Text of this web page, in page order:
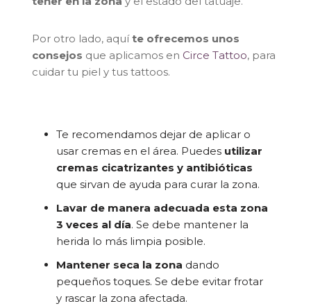
Por otro lado, aquíte ofrecemos unos
consejos que aplicamos en Circe Tattoo, para
cuidar tu piel y tus tattoos.
Te recomendamos dejar de aplicar o
usar cremas en el área. Puedes utilizar
cremas cicatrizantes y antibióticas
que sirvan de ayuda para curar la zona.
Lavar de manera adecuada esta zona
3 veces al día. Se debe mantener la
herida lo más limpia posible.
Mantener seca la zona dando
pequeños toques. Se debe evitar frotar
y rascar la zona afectada.